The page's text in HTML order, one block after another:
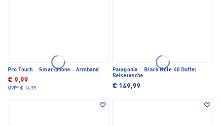
Pro Touch · Smartphone - Armband
€ 9,99
UVP* € 14,99
Patagonia · Black Hole 40 Duffel
Reisetasche
€ 149,99